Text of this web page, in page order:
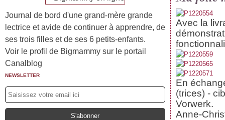
Journal de bord d'une grand-mère grande
lectrice et avide de continuer à apprendre, de
ses trois filles et de ses 6 petits-enfants.
Voir le profil de Bigmammy sur le portail
Canalblog
NEWSLETTER
Avec la
En
(trices) -
Vorwerk.
Anne-